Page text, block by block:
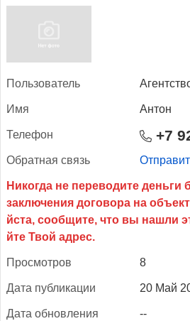
Поль­зо­ватель
Имя Антон
Те­лефон +7
Об­ратная связь
Прос­мотров 8
Да­та пуб­ли­кации 20 Май
Да­та об­новле­ния --